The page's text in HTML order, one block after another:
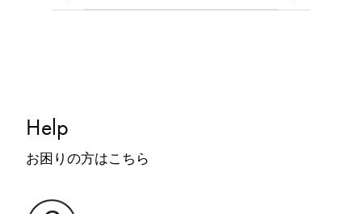
Help
お困りの方はこちら